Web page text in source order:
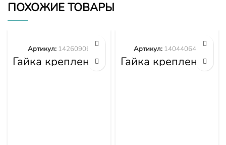
ПОХОЖИЕ ТОВАРЫ
Гайка крепления
башмака
Артикул: 14260906
Гайка крепления
башмака
Артикул: 140440645